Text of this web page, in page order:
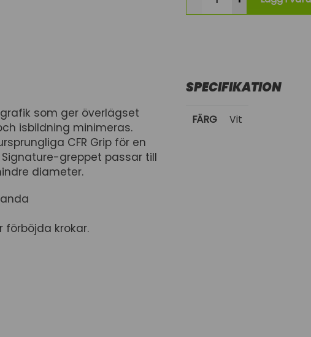
som ger överlägset
isbildning minimeras.
CFR Grip för en
greppet passar till
diameter.
förböjda krokar.
SPECIFIKATION
FÄRG Vit